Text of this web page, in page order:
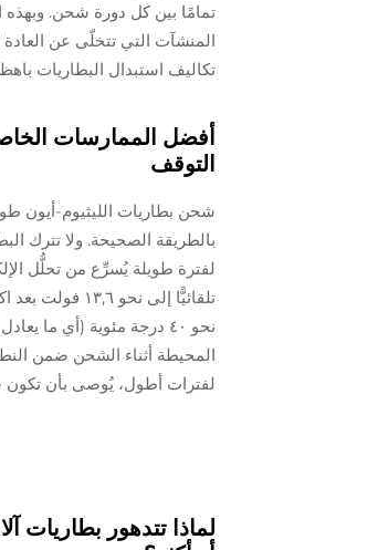
تمامًا بين كل دورة شحن. وبهذه
المنشآت التي تتخلّى عن العادة
تكاليف استبدال البطاريات
أفضل الممارسات
التوقف
شحن بطاريات الليثيوم-أيون
بالطريقة الصحيحة. ولا تترك
لفترة طويلة يُسرِّع من تحلُّل
تلقائيًّا إلى
لفترات أطول، يُوصى بأن تكون شحنتها نحو النصف (أي
لماذا تتدهور بطاريات